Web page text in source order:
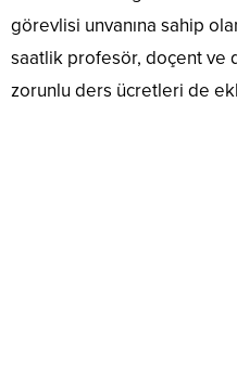
görevlisi unvanına sahip
saatlik profesör, doçent ve
zorunlu ders ücretleri de